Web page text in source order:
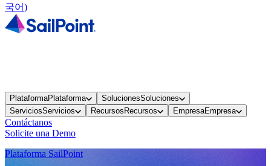
국어)
PlataformaPlataforma SolucionesSoluciones
ServiciosServicios Recursos Recursos EmpresaEmpresa
Contáctanos
Solicite una Demo
Plataforma SailPoint